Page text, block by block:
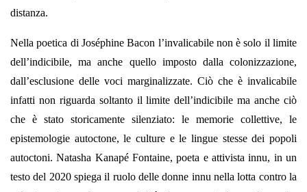
distanza.
Nella poetica di Joséphine Bacon l’invalicabile non è solo il limite
dell’indicibile, ma anche quello imposto dalla colonizzazione,
dall’esclusione delle voci marginalizzate. Ciò che è invalicabile
infatti non riguarda soltanto il limite dell’indicibile ma anche ciò
che è stato storicamente silenziato: le memorie collettive, le
epistemologie autoctone, le culture e le lingue stesse dei popoli
autoctoni. Natasha Kanapé Fontaine, poeta e attivista innu, in un
testo del 2020 spiega il ruolo delle donne innu nella lotta contro la